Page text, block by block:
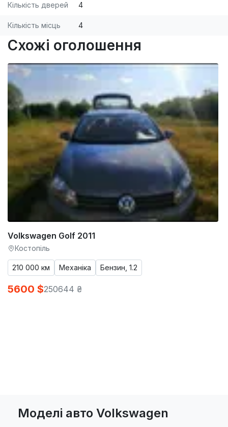
Кількість дверей 4
Кількість місць 4
Схожі оголошення
Volkswagen Golf 2011
Костопіль
210 000 км Механіка Бензин, 1.2
5600 $250644 ₴
Моделі авто Volkswagen